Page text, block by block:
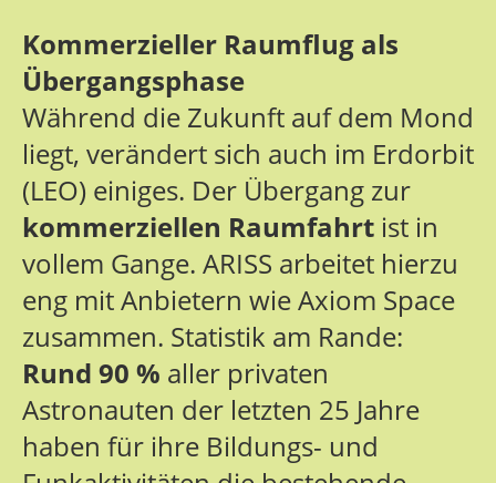
Kommerzieller Raumflug als
Übergangsphase
Während die Zukunft auf dem Mond
liegt, verändert sich auch im Erdorbit
(LEO) einiges. Der Übergang zur
kommerziellen Raumfahrt ist in
vollem Gange. ARISS arbeitet hierzu
eng mit Anbietern wie Axiom Space
zusammen. Statistik am Rande:
Rund 90 % aller privaten
Astronauten der letzten 25 Jahre
haben für ihre Bildungs- und